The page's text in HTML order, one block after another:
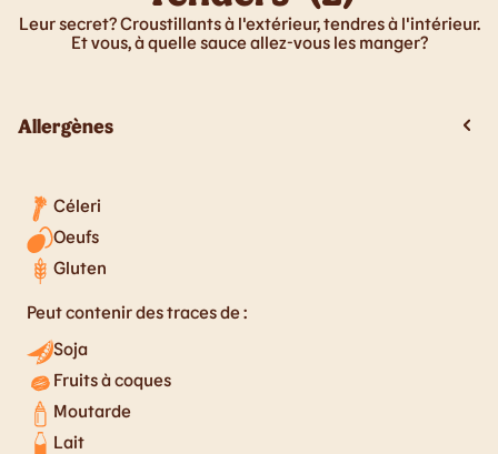
Leur secret? Croustillants à l'extérieur, tendres à l'intérieur.
Et vous, à quelle sauce allez-vous les manger?
Allergènes
Céleri
Oeufs
Gluten
Peut contenir des traces de :
Soja
Fruits à coques
Moutarde
Lait